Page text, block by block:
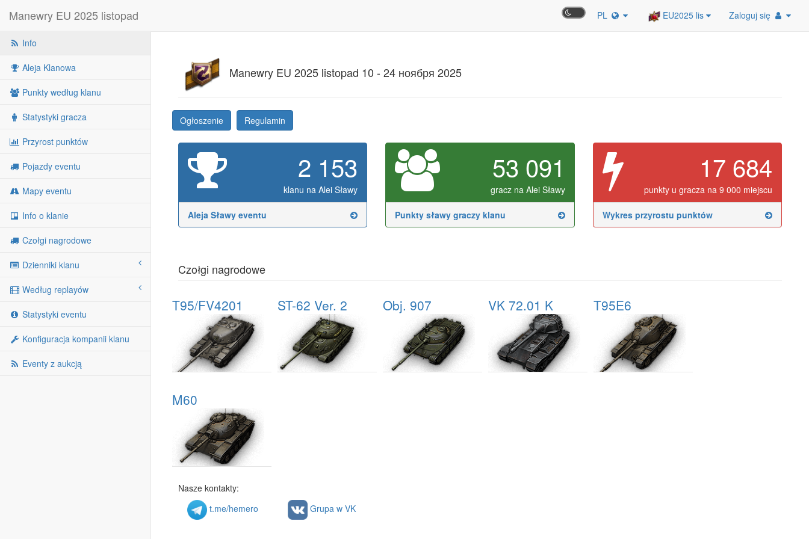
Manewry EU 2025 listopad PL EU2025 lis Zaloguj się
Info
Aleja Klanowa
Punkty według klanu
Statystyki gracza
Przyrost punktów
Pojazdy eventu
Mapy eventu
Info o klanie
Czołgi nagrodowe
Dzienniki klanu
Według replayów
Statystyki eventu
Konfiguracja kompanii klanu
Eventy z aukcją
Manewry EU 2025 listopad 10 - 24 ноября 2025
Ogłoszenie Regulamin
2 153
klanu na Alei Sławy
Aleja Sławy eventu
53 091
gracz na Alei Sławy
Punkty sławy graczy klanu
17 684
punkty u gracza na 9 000 miejscu
Wykres przyrostu punktów
Czołgi nagrodowe
T95/FV4201 ST-62 Ver. 2 Obj. 907 VK 72.01 K T95E6
M60
Nasze kontakty:
t.me/hemero
Grupa w VK